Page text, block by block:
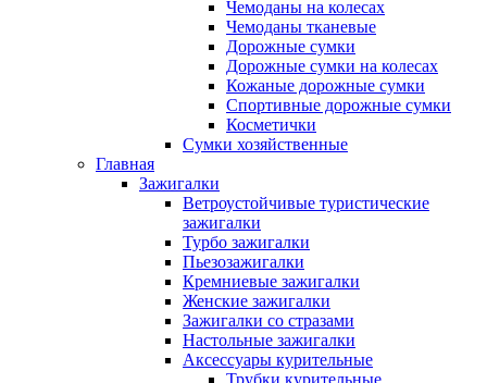
Чемоданы на колесах
Чемоданы тканевые
Дорожные сумки
Дорожные сумки на колесах
Кожаные дорожные сумки
Спортивные дорожные сумки
Косметички
Сумки хозяйственные
Главная
Зажигалки
Ветроустойчивые туристические
зажигалки
Турбо зажигалки
Пьезозажигалки
Кремниевые зажигалки
Женские зажигалки
Зажигалки со стразами
Настольные зажигалки
Аксессуары курительные
Трубки курительные